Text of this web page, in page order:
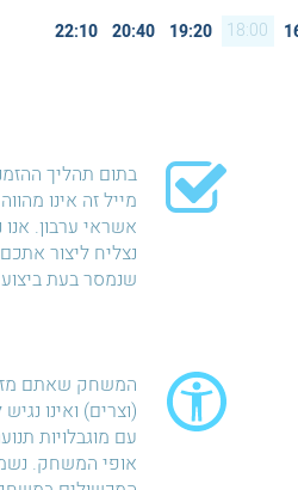
18:00
19:20
20:40
22:10
בתום תהליך
מייל זה אינו
אשראי ערבון.
נצליח ליצור
שנמסר בעת
המשחק שאתם
(וצרים) ואינו
עם מוגבלויות
אופי המשחק.